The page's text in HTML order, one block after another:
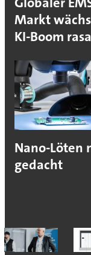
Markt
KI-Boom
Nano-Löten
gedacht